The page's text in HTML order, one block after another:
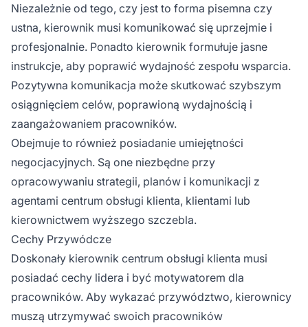
Niezależnie od tego, czy jest to forma pisemna czy
ustna, kierownik musi komunikować się uprzejmie i
profesjonalnie. Ponadto kierownik formułuje jasne
instrukcje, aby poprawić wydajność zespołu wsparcia.
Pozytywna komunikacja może skutkować szybszym
osiągnięciem celów, poprawioną wydajnością i
zaangażowaniem pracowników.
Obejmuje to również posiadanie umiejętności
negocjacyjnych. Są one niezbędne przy
opracowywaniu strategii, planów i komunikacji z
agentami centrum obsługi klienta, klientami lub
kierownictwem wyższego szczebla.
Cechy Przywódcze
Doskonały kierownik centrum obsługi klienta musi
posiadać cechy lidera i być motywatorem dla
pracowników. Aby wykazać przywództwo, kierownicy
muszą utrzymywać swoich pracowników